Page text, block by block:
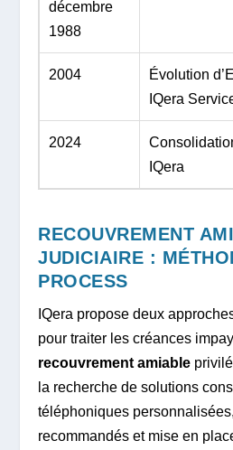
décembre
1988
2004
Évolution
IQera
2024
IQera
RECOUVREMENT
JUDICIAIRE :
PROCESS
IQera propose deux
pour traiter les créances
recouvrement amiable
la recherche de solutions
téléphoniques
recommandés et mise en